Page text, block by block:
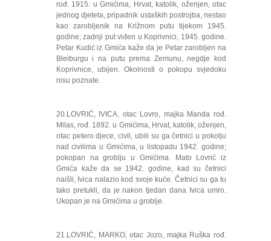
rođ. 1915. u Gmićima, Hrvat, katolik, oženjen, otac
jednog djeteta, pripadnik ustaških postrojba, nestao
kao zarobljenik na Križnom putu tijekom 1945.
godine; zadnji put viđen u Koprivnici, 1945. godine.
Petar Kudić iz Gmića kaže da je Petar zarobljen na
Bleiburgu i na putu prema Zemunu, negdje kod
Koprivnice, ubijen. Okolnosti o pokopu svjedoku
nisu poznate.
20.LOVRIĆ, IVICA, otac Lovro, majka Manda rođ.
Milas, rođ. 1892. u Gmićima, Hrvat, katolik, oženjen,
otac petero djece, civil, ubili su ga četnici u pokolju
nad civilima u Gmićima, u listopadu 1942. godine;
pokopan na groblju u Gmićima. Mato Lovrić iz
Gmića kaže da se 1942. godine, kad su četnici
naišli, Ivica nalazio kod svoje kuće. Četnici su ga tu
tako pretukli, da je nakon tjedan dana Ivica umro.
Ukopan je na Gmićima u groblje.
21.LOVRIĆ, MARKO, otac Jozo, majka Ruška rođ.